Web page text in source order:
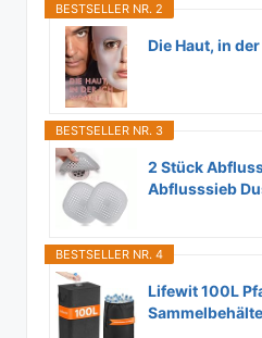
BESTSELLER NR. 2
Die Haut, in
BESTSELLER NR. 3
2 Stück
Abflusssieb
BESTSELLER NR. 4
Lifewit 100L